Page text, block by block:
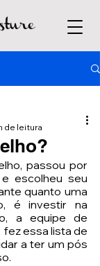
de leitura
passou por
escolheu seu
quanto uma
é investir na
a equipe de
fez essa lista de
a ter um pós